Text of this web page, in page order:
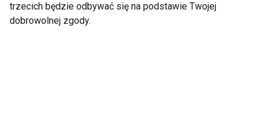
trzecich będzie odbywać się na podstawie Twojej
dobrowolnej zgody.